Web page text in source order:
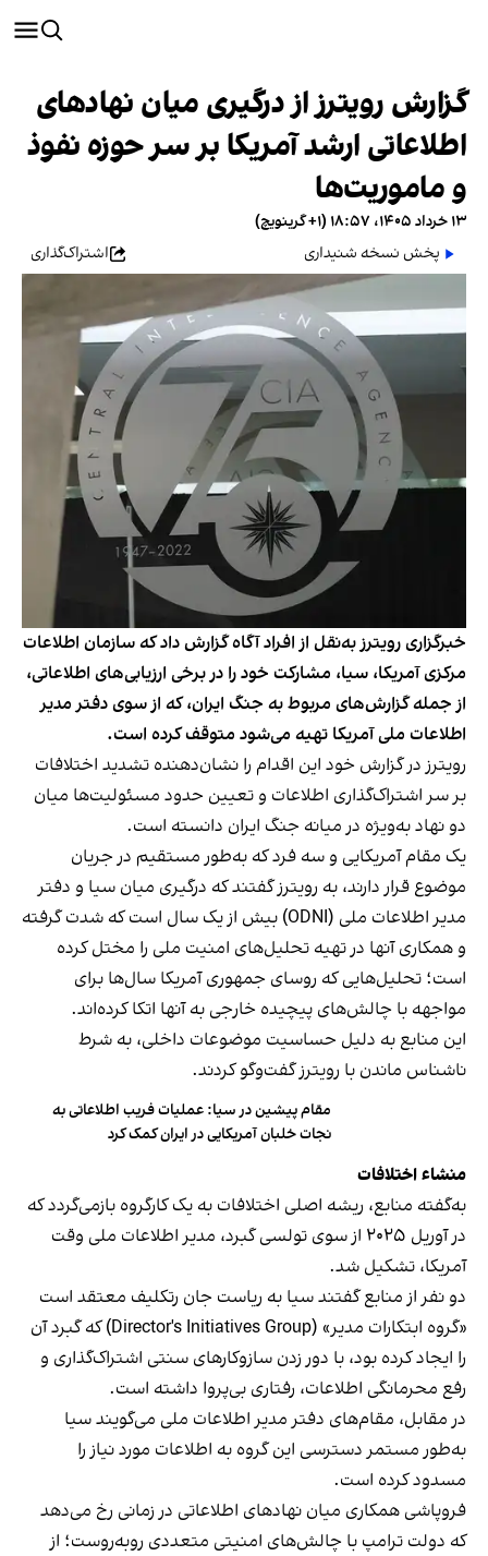
گزارش رویترز از درگیری میان نهادهای
اطلاعاتی ارشد آمریکا بر سر حوزه نفوذ
و ماموریت‌ها
۱۳ خرداد ۱۴۰۵، ۱۸:۵۷ (‎+۱ گرینویچ)
پخش نسخه شنیداری
اشتراک‌گذاری
خبرگزاری رویترز به‌نقل از افراد آگاه گزارش داد که سازمان اطلاعات
مرکزی آمریکا، سیا، مشارکت خود را در برخی ارزیابی‌های اطلاعاتی،
از جمله گزارش‌های مربوط به جنگ ایران، که از سوی دفتر مدیر
اطلاعات ملی آمریکا تهیه می‌شود متوقف کرده است.
رویترز در گزارش خود این اقدام را نشان‌دهنده تشدید اختلافات
بر سر اشتراک‌گذاری اطلاعات و تعیین حدود مسئولیت‌ها میان
دو نهاد به‌ویژه در میانه جنگ ایران دانسته است.
یک مقام آمریکایی و سه فرد که به‌طور مستقیم در جریان
موضوع قرار دارند، به رویترز گفتند که درگیری میان سیا و دفتر
مدیر اطلاعات ملی (ODNI) بیش از یک سال است که شدت گرفته
و همکاری آنها در تهیه تحلیل‌های امنیت ملی را مختل کرده
است؛ تحلیل‌هایی که روسای جمهوری آمریکا سال‌ها برای
مواجهه با چالش‌های پیچیده خارجی به آنها اتکا کرده‌اند.
این منابع به دلیل حساسیت موضوعات داخلی، به شرط
ناشناس ماندن با رویترز گفت‌وگو کردند.
مقام پیشین در سیا: عملیات فریب اطلاعاتی به
نجات خلبان آمریکایی در ایران کمک کرد
منشاء اختلافات
به‌گفته منابع، ریشه اصلی اختلافات به یک کارگروه بازمی‌گردد که
در آوریل ۲۰۲۵ از سوی تولسی گبرد، مدیر اطلاعات ملی وقت
آمریکا، تشکیل شد.
دو نفر از منابع گفتند سیا به ریاست جان رتکلیف معتقد است
«گروه ابتکارات مدیر» (Director's Initiatives Group) که گبرد آن
را ایجاد کرده بود، با دور زدن سازوکارهای سنتی اشتراک‌گذاری و
رفع محرمانگی اطلاعات، رفتاری بی‌پروا داشته است.
در مقابل، مقام‌های دفتر مدیر اطلاعات ملی می‌گویند سیا
به‌طور مستمر دسترسی این گروه به اطلاعات مورد نیاز را
مسدود کرده است.
فروپاشی همکاری میان نهادهای اطلاعاتی در زمانی رخ می‌دهد
که دولت ترامپ با چالش‌های امنیتی متعددی روبه‌روست؛ از